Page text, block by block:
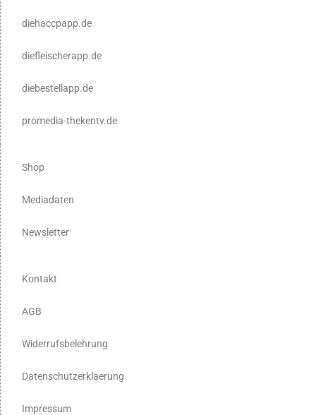
diehaccpapp.de
diefleischerapp.de
diebestellapp.de
promedia-thekentv.de
Shop
Mediadaten
Newsletter
Kontakt
AGB
Widerrufsbelehrung
Datenschutzerklaerung
Impressum